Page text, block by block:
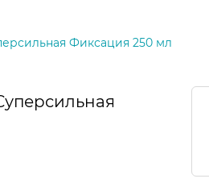
Фиксация 250 мл